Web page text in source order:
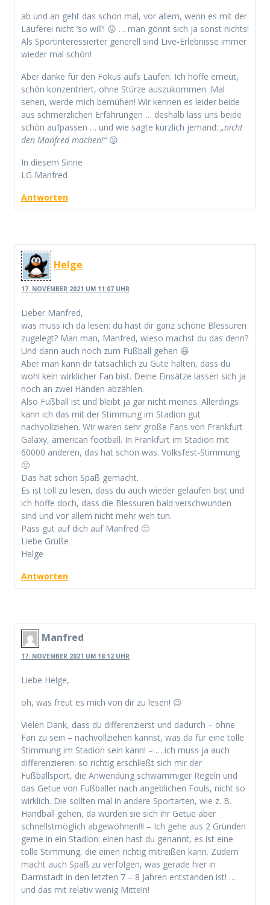
ab und an geht das schon mal, vor allem, wenn es mit der
Lauferei nicht ’so will‘! 😛 … man gönnt sich ja sonst nichts!
Als Sportinteressierter generell sind Live-Erlebnisse immer
wieder mal schön!
Aber danke für den Fokus aufs Laufen. Ich hoffe erneut,
schön konzentriert, ohne Stürze auszukommen. Mal
sehen, werde mich bemühen! Wir kennen es leider beide
aus schmerzlichen Erfahrungen … deshalb lass uns beide
schön aufpassen … und wie sagte kürzlich jemand: „nicht
den Manfred machen!“😛
In diesem Sinne
LG Manfred
Antworten
Helge
17. NOVEMBER 2021 UM 11:07 UHR
Lieber Manfred,
was muss ich da lesen: du hast dir ganz schöne Blessuren
zugelegt? Man man, Manfred, wieso machst du das denn?
Und dann auch noch zum Fußball gehen 😆
Aber man kann dir tatsächlich zu Gute halten, dass du
wohl kein wirklicher Fan bist. Deine Einsätze lassen sich ja
noch an zwei Händen abzählen.
Also Fußball ist und bleibt ja gar nicht meines. Allerdings
kann ich das mit der Stimmung im Stadion gut
nachvollziehen. Wir waren sehr große Fans von Frankfurt
Galaxy, american football. In Frankfurt im Stadion mit
60000 anderen, das hat schon was. Volksfest-Stimmung
🙂
Das hat schon Spaß gemacht.
Es ist toll zu lesen, dass du auch wieder gelaufen bist und
ich hoffe doch, dass die Blessuren bald verschwunden
sind und vor allem nicht mehr weh tun.
Pass gut auf dich auf Manfred 🙂
Liebe Grüße
Helge
Antworten
Manfred
17. NOVEMBER 2021 UM 18:12 UHR
Liebe Helge,
oh, was freut es mich von dir zu lesen! 😉
Vielen Dank, dass du differenzierst und dadurch – ohne
Fan zu sein – nachvollziehen kannst, was da für eine tolle
Stimmung im Stadion sein kann! – … ich muss ja auch
differenzieren: so richtig erschließt sich mir der
Fußballsport, die Anwendung schwammiger Regeln und
das Getue von Fußballer nach angeblichen Fouls, nicht so
wirklich. Die sollten mal in andere Sportarten, wie z. B.
Handball gehen, da würden sie sich ihr Getue aber
schnellstmöglich abgewöhnen!!! – Ich gehe aus 2 Gründen
gerne in ein Stadion: einen hast du genannt, es ist eine
tolle Stimmung, die einen richtig mitreißen kann. Zudem
macht auch Spaß zu verfolgen, was gerade hier in
Darmstadt in den letzten 7 – 8 Jahren entstanden ist! …
und das mit relativ wenig Mitteln!